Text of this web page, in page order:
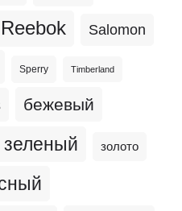
Reebok Salomon
Sperry Timberland
бежевый
зеленый золото